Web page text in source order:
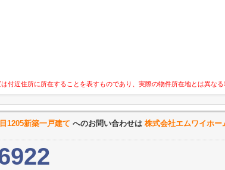
付近住所に所在することを表すものであり、実際の物件所在地とは異なる
1205新築一戸建て へのお問い合わせは 株式会社エムワイホ